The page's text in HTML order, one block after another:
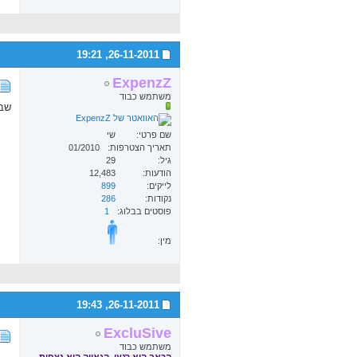
26-11-2011,
19:21
ExpenzZ
משתמש כבוד
שם פרטי
שי
תאריך הצטרפות
01/2010
גיל
29
הודעות
12,483
לייקים
899
נקודות
286
פוסטים בבלוג
1
מין:
26-11-2011,
19:43
ExcluSive
משתמש כבוד